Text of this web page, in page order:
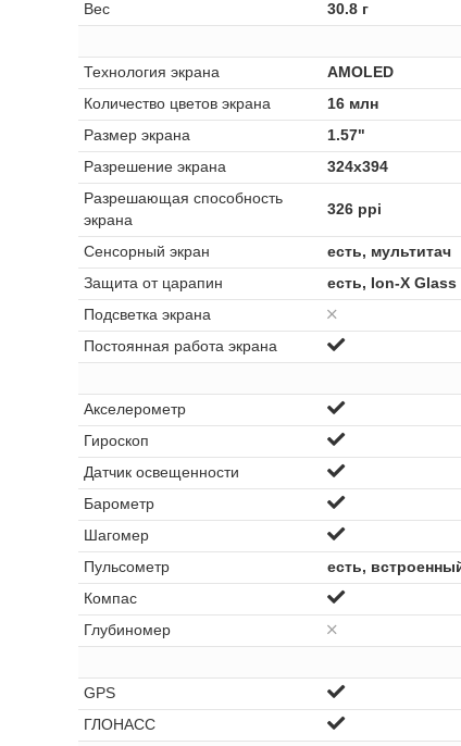
Вес
30.8 г
Технология экрана
AMOLED
Количество цветов экрана
16 млн
Размер экрана
1.57"
Разрешение экрана
324x394
Разрешающая способность
экрана
326 ppi
Сенсорный экран
есть, мультитач
Защита от царапин
есть, Ion-X Glass
Подсветка экрана
Постоянная работа экрана
Акселерометр
Гироскоп
Датчик освещенности
Барометр
Шагомер
Пульсометр
есть,
Компас
Глубиномер
GPS
ГЛОНАСС